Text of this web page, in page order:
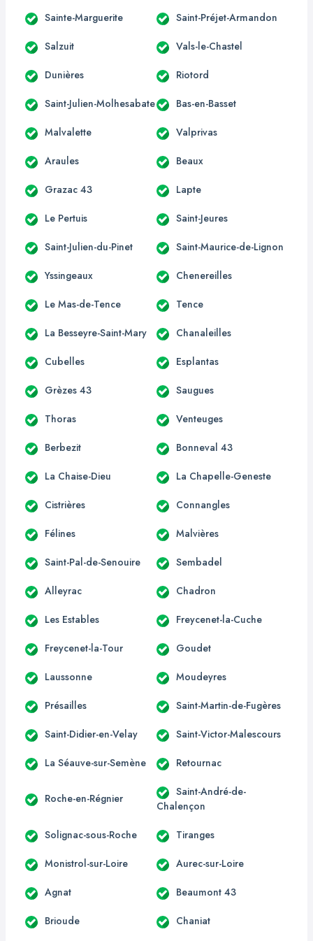
Sainte-Marguerite Saint-Préjet-Armandon
Salzuit Vals-le-Chastel
Dunières Riotord
Saint-Julien-Molhesabate Bas-en-Basset
Malvalette Valprivas
Araules Beaux
Grazac 43 Lapte
Le Pertuis Saint-Jeures
Saint-Julien-du-Pinet Saint-Maurice-de-Lignon
Yssingeaux Chenereilles
Le Mas-de-Tence Tence
La Besseyre-Saint-Mary Chanaleilles
Cubelles Esplantas
Grèzes 43 Saugues
Thoras Venteuges
Berbezit Bonneval 43
La Chaise-Dieu La Chapelle-Geneste
Cistrières Connangles
Félines Malvières
Saint-Pal-de-Senouire Sembadel
Alleyrac Chadron
Les Estables Freycenet-la-Cuche
Freycenet-la-Tour Goudet
Laussonne Moudeyres
Présailles Saint-Martin-de-Fugères
Saint-Didier-en-Velay Saint-Victor-Malescours
La Séauve-sur-Semène Retournac
Roche-en-Régnier
Saint-André-de-
Chalençon
Solignac-sous-Roche Tiranges
Monistrol-sur-Loire Aurec-sur-Loire
Agnat Beaumont 43
Brioude Chaniat